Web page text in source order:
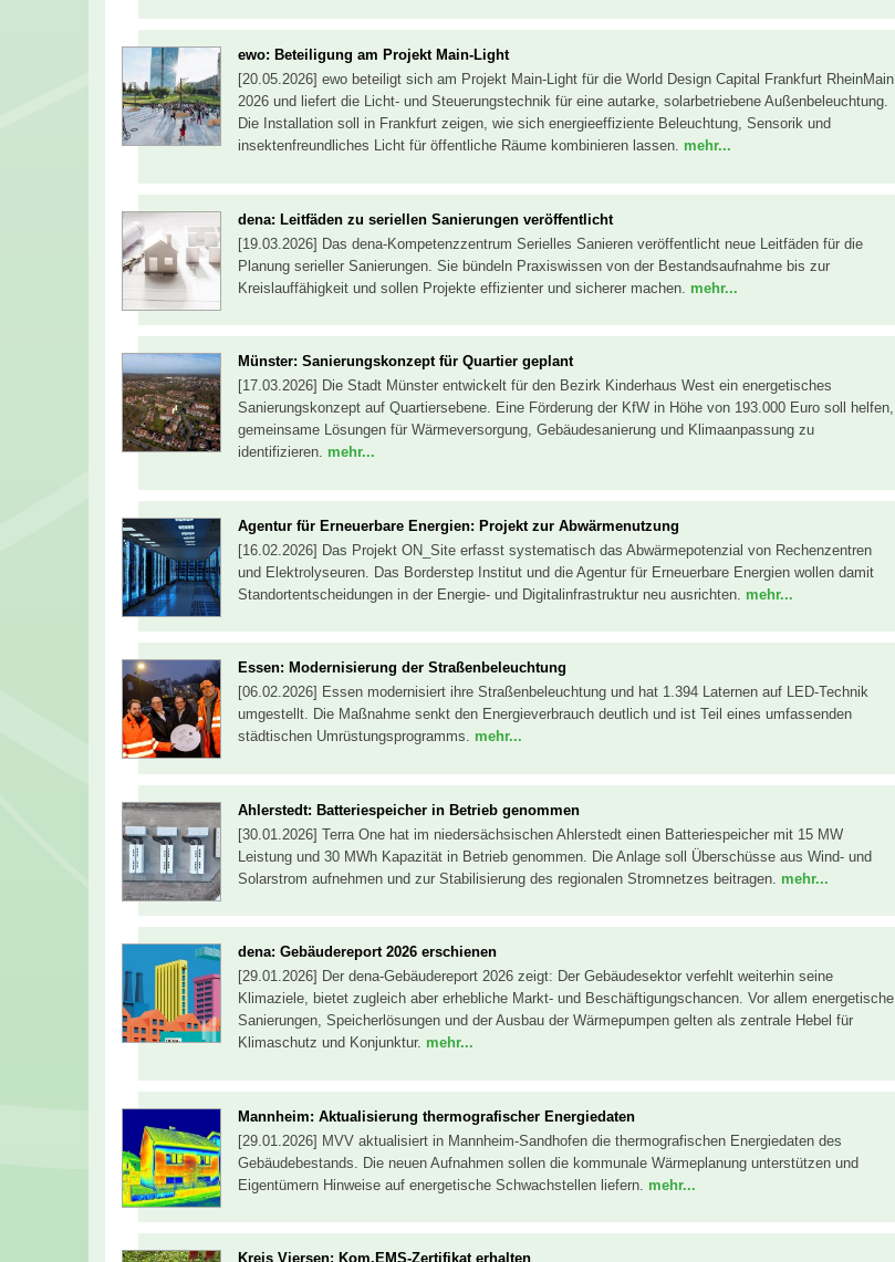
ewo: Beteiligung am Projekt Main-Light
[20.05.2026] ewo beteiligt sich am Projekt Main-Light für die World Design Capital Frankfurt RheinMain
2026 und liefert die Licht- und Steuerungstechnik für eine autarke, solarbetriebene Außenbeleuchtung.
Die Installation soll in Frankfurt zeigen, wie sich energieeffiziente Beleuchtung, Sensorik und
insektenfreundliches Licht für öffentliche Räume kombinieren lassen. mehr...
dena: Leitfäden zu seriellen Sanierungen veröffentlicht
[19.03.2026] Das dena-Kompetenzzentrum Serielles Sanieren veröffentlicht neue Leitfäden für die
Planung serieller Sanierungen. Sie bündeln Praxiswissen von der Bestandsaufnahme bis zur
Kreislauffähigkeit und sollen Projekte effizienter und sicherer machen. mehr...
Münster: Sanierungskonzept für Quartier geplant
[17.03.2026] Die Stadt Münster entwickelt für den Bezirk Kinderhaus West ein energetisches
Sanierungskonzept auf Quartiersebene. Eine Förderung der KfW in Höhe von 193.000 Euro soll helfen,
gemeinsame Lösungen für Wärmeversorgung, Gebäudesanierung und Klimaanpassung zu
identifizieren. mehr...
Agentur für Erneuerbare Energien: Projekt zur Abwärmenutzung
[16.02.2026] Das Projekt ON_Site erfasst systematisch das Abwärmepotenzial von Rechenzentren
und Elektrolyseuren. Das Borderstep Institut und die Agentur für Erneuerbare Energien wollen damit
Standortentscheidungen in der Energie- und Digitalinfrastruktur neu ausrichten. mehr...
Essen: Modernisierung der Straßenbeleuchtung
[06.02.2026] Essen modernisiert ihre Straßenbeleuchtung und hat 1.394 Laternen auf LED-Technik
umgestellt. Die Maßnahme senkt den Energieverbrauch deutlich und ist Teil eines umfassenden
städtischen Umrüstungsprogramms. mehr...
Ahlerstedt: Batteriespeicher in Betrieb genommen
[30.01.2026] Terra One hat im niedersächsischen Ahlerstedt einen Batteriespeicher mit 15 MW
Leistung und 30 MWh Kapazität in Betrieb genommen. Die Anlage soll Überschüsse aus Wind- und
Solarstrom aufnehmen und zur Stabilisierung des regionalen Stromnetzes beitragen. mehr...
dena: Gebäudereport 2026 erschienen
[29.01.2026] Der dena-Gebäudereport 2026 zeigt: Der Gebäudesektor verfehlt weiterhin seine
Klimaziele, bietet zugleich aber erhebliche Markt- und Beschäftigungschancen. Vor allem energetische
Sanierungen, Speicherlösungen und der Ausbau der Wärmepumpen gelten als zentrale Hebel für
Klimaschutz und Konjunktur. mehr...
Mannheim: Aktualisierung thermografischer Energiedaten
[29.01.2026] MVV aktualisiert in Mannheim-Sandhofen die thermografischen Energiedaten des
Gebäudebestands. Die neuen Aufnahmen sollen die kommunale Wärmeplanung unterstützen und
Eigentümern Hinweise auf energetische Schwachstellen liefern. mehr...
Kreis Viersen: Kom.EMS-Zertifikat erhalten